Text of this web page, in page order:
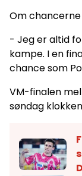
Om chancerne
- Jeg er altid
kampe. I en
chance som
VM-finalen
søndag klokken